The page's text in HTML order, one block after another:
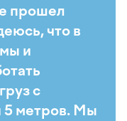
прошел
что в
и
с
5 метров. Мы